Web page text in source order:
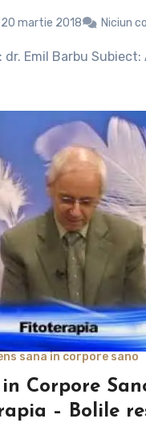
20 martie 2018 Niciun
dr. Emil Barbu Subiect:
sana in corpore sano
Corpore
– Bolile